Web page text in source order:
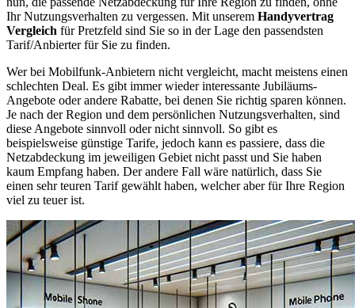
Ihr Nutzungsverhalten zu vergessen. Mit unserem Handyvertrag
Vergleich für Pretzfeld sind Sie so in der Lage den passendsten
Tarif/Anbierter für Sie zu finden.
Wer bei Mobilfunk-Anbietern nicht vergleicht, macht meistens einen
schlechten Deal. Es gibt immer wieder interessante Jubiläums-
Angebote oder andere Rabatte, bei denen Sie richtig sparen können.
Je nach der Region und dem persönlichen Nutzungsverhalten, sind
diese Angebote sinnvoll oder nicht sinnvoll. So gibt es
beispielsweise günstige Tarife, jedoch kann es passiere, dass die
Netzabdeckung im jeweiligen Gebiet nicht passt und Sie haben
kaum Empfang haben. Der andere Fall wäre natürlich, dass Sie
einen sehr teuren Tarif gewählt haben, welcher aber für Ihre Region
viel zu teuer ist.